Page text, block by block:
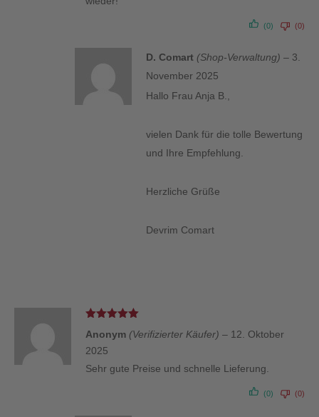
(0) (0)
D. Comart (Shop-Verwaltung) – 3.
November 2025
Hallo Frau Anja B.,
vielen Dank für die tolle Bewertung
und Ihre Empfehlung.
Herzliche Grüße
Devrim Comart
mit5 von 5
Anonym (Verifizierter Käufer) – 12. Oktober
2025
Sehr gute Preise und schnelle Lieferung.
(0) (0)